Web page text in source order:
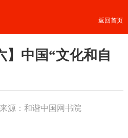
返回首页
】中国“文化和自
来源：和谐中国网书院